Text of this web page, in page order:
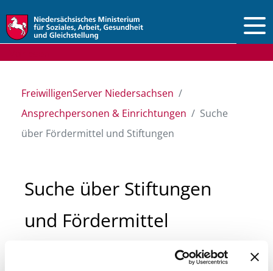
FreiwilligenServer Niedersachsen
Ansprechpersonen & Einrichtungen
Suche
über Fördermittel und Stiftungen
Suche über Stiftungen
und Fördermittel
Sie suchen finanzielle Unterstützung für ein